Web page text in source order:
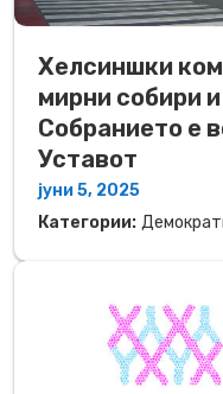
Хелсиншки
мирни собири
Собранието е
Уставот
јуни 5, 2025
Категории: